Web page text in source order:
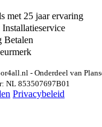
met 25 jaar ervaring
Betalen
- Onderdeel van
NL 853507697B01
Privacybeleid